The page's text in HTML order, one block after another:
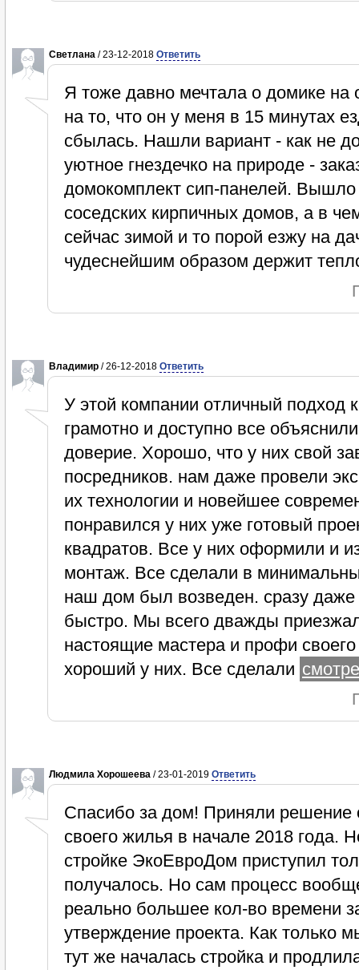
Светлана / 23-12-2018 Ответить
Я тоже давно мечтала о домике на
на то, что он у меня в 15 минутах
сбылась. Нашли вариант - как не
уютное гнездечко на природе -
домокомплект сип-панелей. Вышло
соседских кирпичных домов, а в
сейчас зимой и то порой езжу на
чудеснейшим образом держит
Владимир / 26-12-2018 Ответить
У этой компании отличный подход
грамотно и доступно все
доверие. Хорошо, что у них свой
посредников. нам даже провели
их технологии и новейшее
понравился у них уже готовый
квадратов. Все у них оформили и
монтаж. Все сделали в
наш дом был возведен. сразу даже
быстро. Мы всего дважды
настоящие мастера и профи
хороший у них. Все сделали
Людмила Хорошеева / 23-01-2019 Ответить
Спасибо за дом! Приняли решение
своего жилья в начале 2018 года.
стройке ЭкоЕвроДом приступил
получалось. Но сам процесс
реально большее кол-во времени
утверждение проекта. Как только
тут же началась стройка и